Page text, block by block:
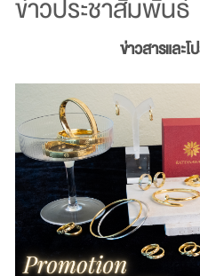
ข่าวประชาสัมพันธ์
ข่าวสารและ